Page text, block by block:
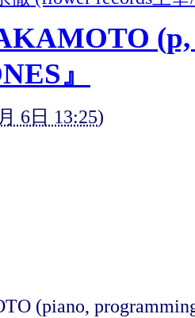
(p,
』
6日 13:25)
(piano,